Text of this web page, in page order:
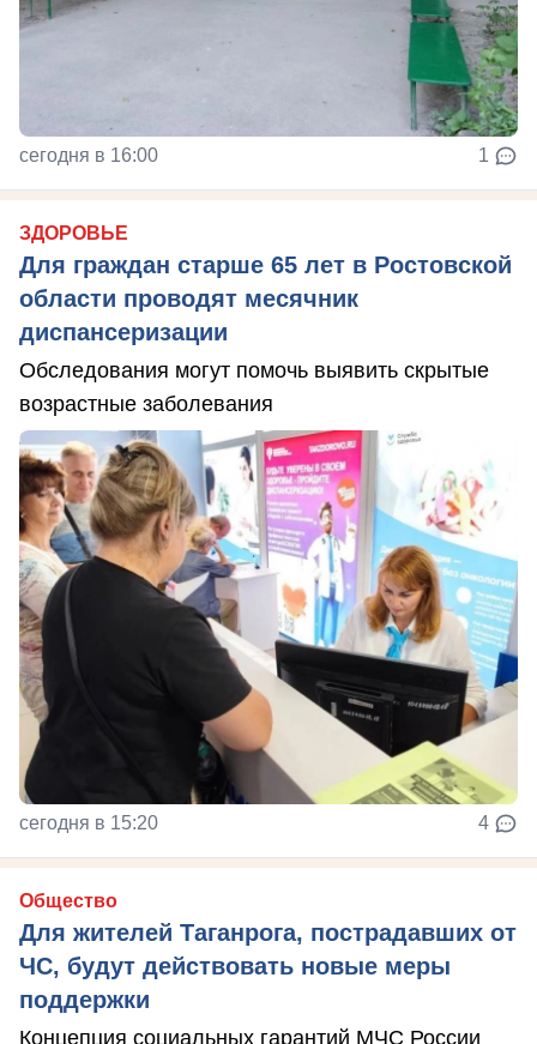
сегодня в 16:00 1
ЗДОРОВЬЕ
Для граждан старше 65 лет в Ростовской
области проводят месячник
диспансеризации
Обследования могут помочь выявить скрытые
возрастные заболевания
сегодня в 15:20 4
Общество
Для жителей Таганрога, пострадавших от
ЧС, будут действовать новые меры
поддержки
Концепция социальных гарантий МЧС России